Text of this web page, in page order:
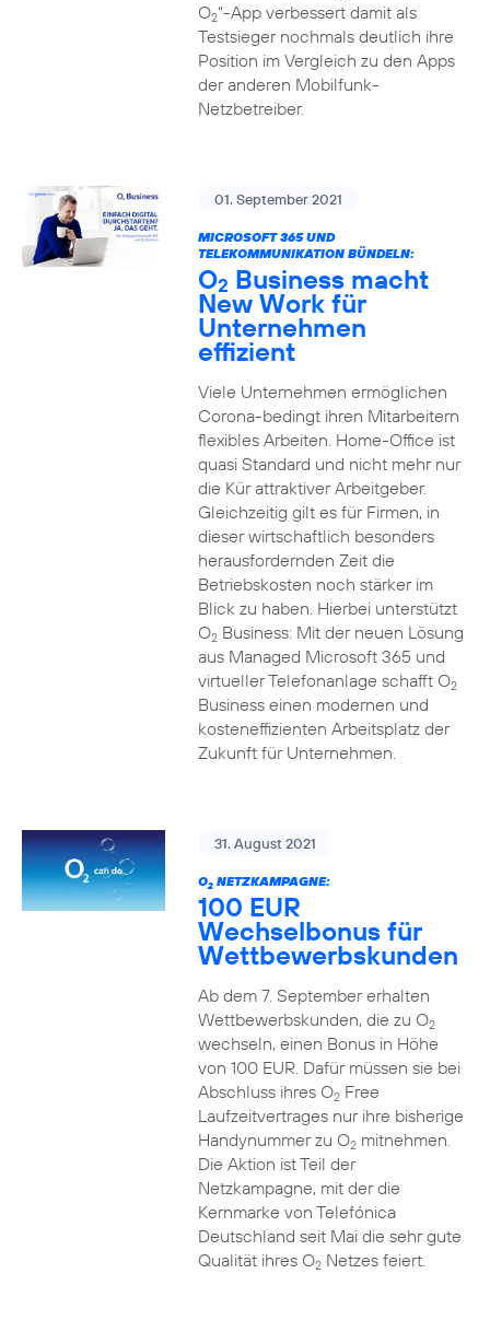
O2“-App verbessert damit als
Testsieger nochmals deutlich ihre
Position im Vergleich zu den Apps
der anderen Mobilfunk-
Netzbetreiber.
01. September 2021
MICROSOFT 365 UND
TELEKOMMUNIKATION BÜNDELN:
O2 Business macht
New Work für
Unternehmen
effizient
Viele Unternehmen ermöglichen
Corona-bedingt ihren Mitarbeitern
flexibles Arbeiten. Home-Office ist
quasi Standard und nicht mehr nur
die Kür attraktiver Arbeitgeber.
Gleichzeitig gilt es für Firmen, in
dieser wirtschaftlich besonders
herausfordernden Zeit die
Betriebskosten noch stärker im
Blick zu haben. Hierbei unterstützt
O2Business: Mit der neuen Lösung
aus Managed Microsoft 365 und
virtueller Telefonanlage schafft O2
Business einen modernen und
kosteneffizienten Arbeitsplatz der
Zukunft für Unternehmen.
31. August 2021
O2NETZKAMPAGNE:
100 EUR
Wechselbonus für
Wettbewerbskunden
Ab dem 7. September erhalten
Wettbewerbskunden, die zu O2
wechseln, einen Bonus in Höhe
von 100 EUR. Dafür müssen sie bei
Abschluss ihres O2Free
Laufzeitvertrages nur ihre bisherige
Handynummer zu O2mitnehmen.
Die Aktion ist Teil der
Netzkampagne, mit der die
Kernmarke von Telefónica
Deutschland seit Mai die sehr gute
Qualität ihres O2Netzes feiert.